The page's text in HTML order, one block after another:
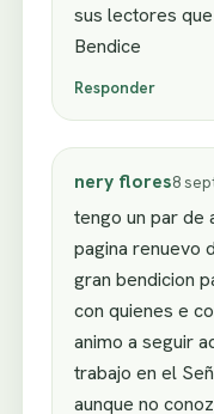
sus lectores
Bendice
Responder
nery flores8
tengo un par de
pagina renuevo
gran bendicion
con quienes e
animo a seguir
trabajo en el
aunque no